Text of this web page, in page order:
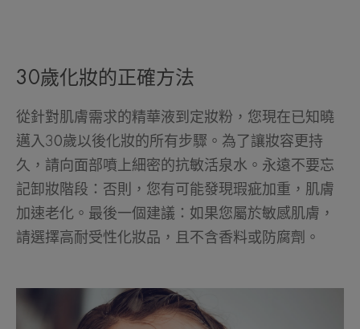
30歲化妝的正確方法
從針對肌膚需求的精華液到定妝粉，您現在已知曉
邁入30歲以後化妝的所有步驟。為了讓妝容更持
久，請向面部噴上細密的抗敏活泉水。永遠不要忘
記卸妝階段：否則，您有可能發現瑕疵加重，肌膚
加速老化。最後一個建議：如果您屬於敏感肌膚，
請選擇高耐受性化妝品，且不含香料或防腐劑。